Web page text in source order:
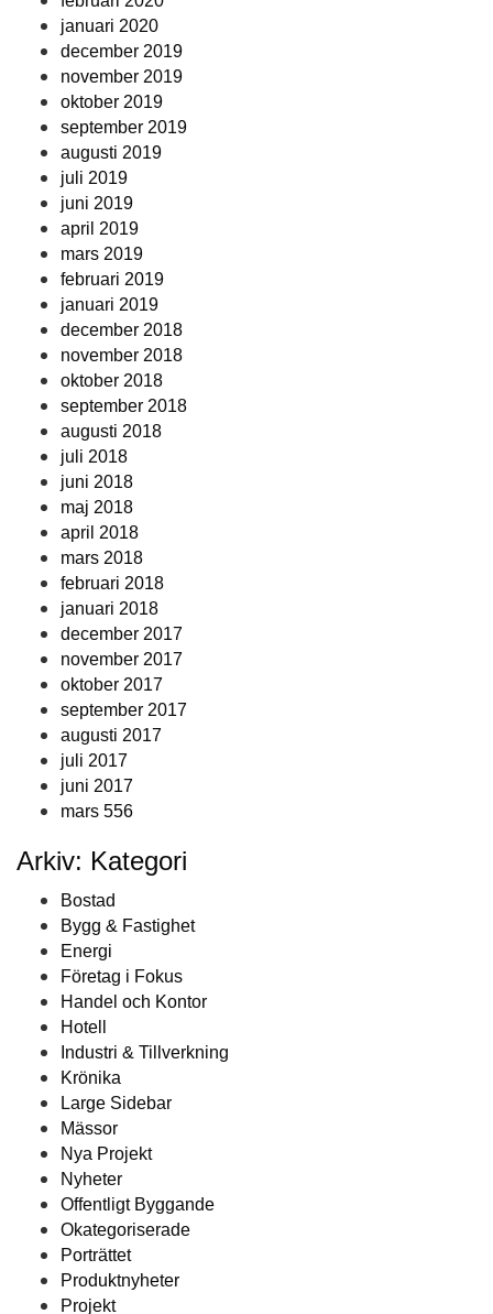
januari 2020
december 2019
november 2019
oktober 2019
september 2019
augusti 2019
juli 2019
juni 2019
april 2019
mars 2019
februari 2019
januari 2019
december 2018
november 2018
oktober 2018
september 2018
augusti 2018
juli 2018
juni 2018
maj 2018
april 2018
mars 2018
februari 2018
januari 2018
december 2017
november 2017
oktober 2017
september 2017
augusti 2017
juli 2017
juni 2017
mars 556
Arkiv: Kategori
Bostad
Bygg & Fastighet
Energi
Företag i Fokus
Handel och Kontor
Hotell
Industri & Tillverkning
Krönika
Large Sidebar
Mässor
Nya Projekt
Nyheter
Offentligt Byggande
Okategoriserade
Porträttet
Produktnyheter
Projekt